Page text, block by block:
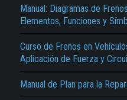
Manual: Diagramas de
Elementos, Funciones y
Curso de Frenos en
Aplicación de Fuerza y
Manual de Plan para la